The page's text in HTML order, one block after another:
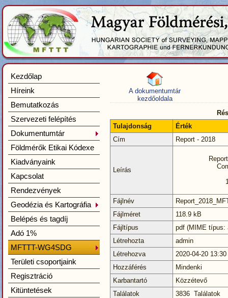
Kezdőlap
Híreink
Bemutatkozás
Szervezeti felépítés
Dokumentumtár
Földmérők Etikai Kódexe
Kiadványaink
Kapcsolat
Rendezvények
Geodézia és Kartográfia
Belépés és tagdíj
Adó 1%
MFTTT-WG4SDG
Területi csoportjaink
Regisztráció
Kitüntetések
A dokumentumtár
kezdőoldala
Tulajdonság
Érték
Cím
Report - 2018
Leírás
Fájlnév
Fájlméret
118.9 kB
Fájltípus
pdf (MIME típus:
Létrehozta
admin
Létrehozva
2020-04-20 13:30
Hozzáférés
Mindenki
Karbantartó
Közzétevő
Találatok
3836 Találatok